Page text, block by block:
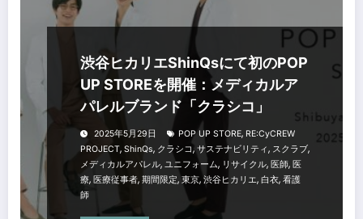
渋谷ヒカリエShinQsにて初のPOP
UP STOREを開催：メディカルア
パレルブランド「クラシコ」
2025年5月29日 POP UP STORE, RE:CyCREW
PROJECT, ShinQs, クラシコ,サステナビリティ, スクラブ,
メディカルアパレル, ユニフォーム, リサイクル, 医師, 医
療, 医療従事者, 期間限定,東京, 渋谷ヒカリエ, 白衣, 看護
師